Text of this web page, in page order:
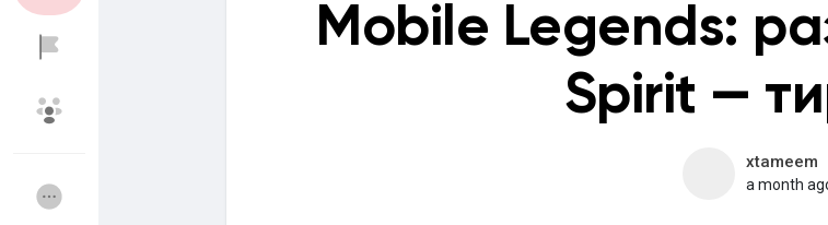
Mobile Legends:
Spirit —
xtameem
a month